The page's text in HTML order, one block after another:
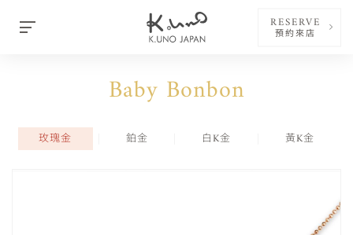
RESERVE
預約來店
Baby Bonbon
玫瑰金 鉑金 白K金 黃K金